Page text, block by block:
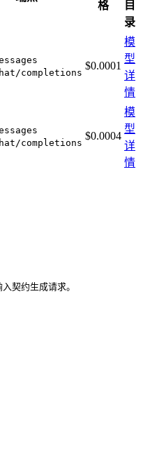
格
目
录
completions
$0.0001
模
型
详
情
completions
$0.0004
模
型
详
情
契约生成请求。